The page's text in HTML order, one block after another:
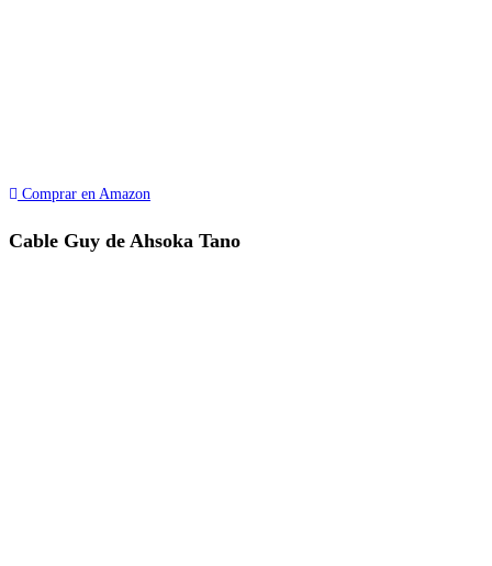
Comprar en Amazon
Cable Guy de Ahsoka Tano